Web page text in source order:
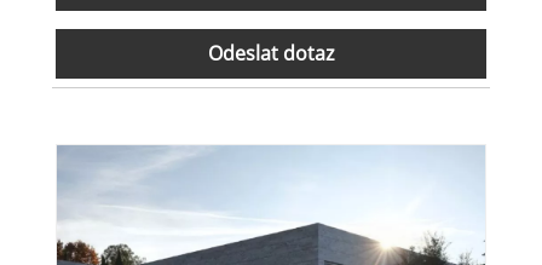
Odeslat dotaz